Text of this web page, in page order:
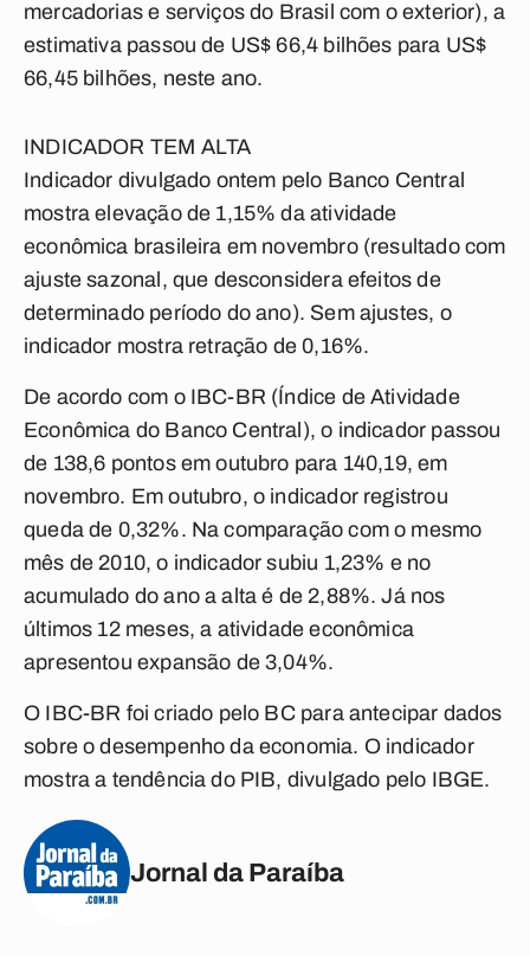
mercadorias e serviços do Brasil com o exterior), a
estimativa passou de US$ 66,4 bilhões para US$
66,45 bilhões, neste ano.
INDICADOR TEM ALTA
Indicador divulgado ontem pelo Banco Central
mostra elevação de 1,15% da atividade
econômica brasileira em novembro (resultado com
ajuste sazonal, que desconsidera efeitos de
determinado período do ano). Sem ajustes, o
indicador mostra retração de 0,16%.
De acordo com o IBC-BR (Índice de Atividade
Econômica do Banco Central), o indicador passou
de 138,6 pontos em outubro para 140,19, em
novembro. Em outubro, o indicador registrou
queda de 0,32%. Na comparação com o mesmo
mês de 2010, o indicador subiu 1,23% e no
acumulado do ano a alta é de 2,88%. Já nos
últimos 12 meses, a atividade econômica
apresentou expansão de 3,04%.
O IBC-BR foi criado pelo BC para antecipar dados
sobre o desempenho da economia. O indicador
mostra a tendência do PIB, divulgado pelo IBGE.
Jornal da Paraíba